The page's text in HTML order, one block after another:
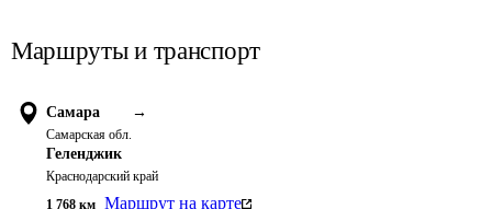
Маршруты и транспорт
Самара →
Самарская обл.
Геленджик
Краснодарский край
1 768 км Маршрут на карте